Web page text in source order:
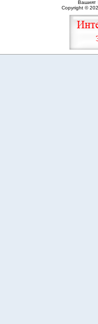
Вашият
Copyright ©